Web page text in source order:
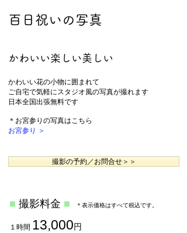
百日祝いの写真
かわいい楽しい美しい
かわいい花の小物に囲まれて
​ご自宅で気軽にスタジオ風の写真が撮れます
日本全国出張無料です
＊お宮参りの写真はこちら
お宮参り ＞
撮影の予約／お問合せ＞＞
■ 撮影料金 ■ ＊ 表示価格はすべて税込です。
１時間 13,000円